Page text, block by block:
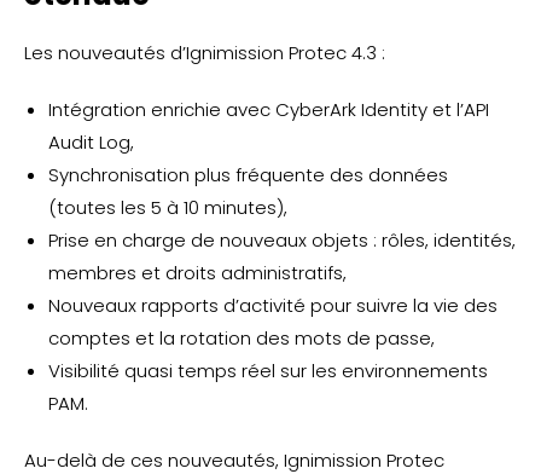
Les nouveautés d’Ignimission Protec 4.3 :
Intégration enrichie avec CyberArk Identity et l’API
Audit Log,
Synchronisation plus fréquente des données
(toutes les 5 à 10 minutes),
Prise en charge de nouveaux objets : rôles, identités,
membres et droits administratifs,
Nouveaux rapports d’activité pour suivre la vie des
comptes et la rotation des mots de passe,
Visibilité quasi temps réel sur les environnements
PAM.
Au-delà de ces nouveautés, Ignimission Protec